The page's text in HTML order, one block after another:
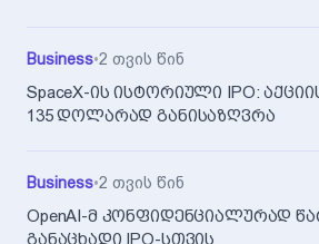
Business•2 თვის წინ
SpaceX-ის ისტორიული IPO:
135 დოლარად განისაზღვრა
Business•2 თვის წინ
OpenAI-მ კონფიდენციალურად
განაცხადი IPO-სთვის